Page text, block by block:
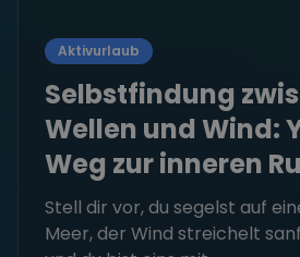
Aktivurlaub
Selbstfindung
Wellen und Wind:
Weg zur inneren
Stell dir vor, du segelst auf
Meer, der Wind streichelt